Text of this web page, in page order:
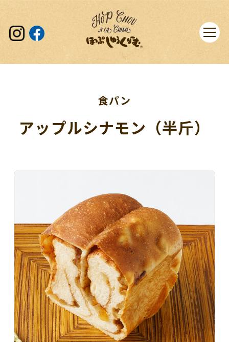
食パン
アップルシナモン（半斤）